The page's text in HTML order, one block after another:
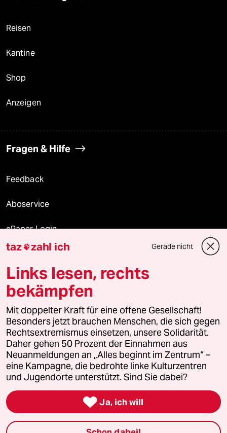
Reisen
Kantine
Shop
Anzeigen
Fragen & Hilfe
Feedback
Aboservice
ePaper Login
Downloads für Abonnierende
© 2026 taz Verlags und Vertriebs GmbH
Alle Rechte vorbehalten. Bei rechtlichen Fragen oder für Genehmigungen
wenden Sie sich bitte an lizenzen@taz.de
Feedback Redaktionsstatut Kommune-Richtlinien
Leitlinie Informant Datenschutz Impressum AGB
Seitenwende Einwilligungen widerrufen (Ads)
taz zahl ich Gerade nicht
Links lesen, rechts
bekämpfen
Mit doppelter Kraft für eine offene Gesellschaft!
Besonders jetzt brauchen Menschen, die sich gegen
Rechtsextremismus einsetzen, unsere Solidarität.
Daher gehen 50 Prozent der Einnahmen aus
Neuanmeldungen an „Alles beginnt im Zentrum“ –
eine Kampagne, die bedrohte linke Kulturzentren
und Jugendorte unterstützt. Sind Sie dabei?
 Ja, ich will